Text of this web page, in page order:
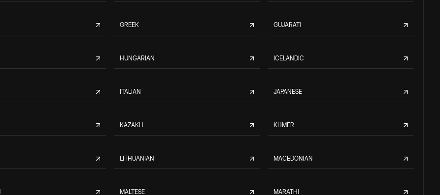
GREEK GUJARATI
HUNGARIAN ICELANDIC
ITALIAN JAPANESE
KAZAKH KHMER
LITHUANIAN MACEDONIAN
MALTESE MARATHI